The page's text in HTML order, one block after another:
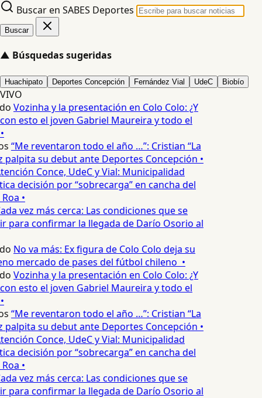
Buscar en SABES Deportes
Buscar
▲ Búsquedas sugeridas
Huachipato Deportes Concepción Fernández Vial UdeC Biobío
VIVO
Vozinha y la presentación en Colo Colo: ¿Y
esto el joven Gabriel Maureira y todo el
“Me reventaron todo el año …”: Cristian “La
palpita su debut ante Deportes Concepción •
Conce, UdeC y Vial: Municipalidad
decisión por “sobrecarga” en cancha del
•
vez más cerca: Las condiciones que se
para confirmar la llegada de Darío Osorio al
No va más: Ex figura de Colo Colo deja su
mercado de pases del fútbol chileno •
Vozinha y la presentación en Colo Colo: ¿Y
esto el joven Gabriel Maureira y todo el
“Me reventaron todo el año …”: Cristian “La
palpita su debut ante Deportes Concepción •
Conce, UdeC y Vial: Municipalidad
decisión por “sobrecarga” en cancha del
•
vez más cerca: Las condiciones que se
para confirmar la llegada de Darío Osorio al